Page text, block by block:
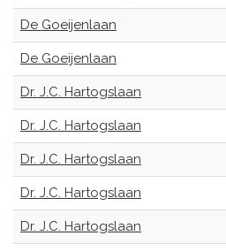
De Goeijenlaan
De Goeijenlaan
Dr. J.C. Hartogslaan
Dr. J.C. Hartogslaan
Dr. J.C. Hartogslaan
Dr. J.C. Hartogslaan
Dr. J.C. Hartogslaan